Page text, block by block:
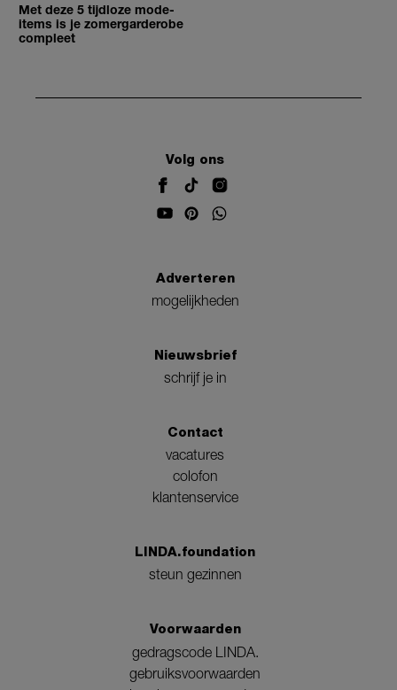
Met deze 5 tijdloze mode-
items is je zomergarderobe
compleet
Volg ons
Adverteren
mogelijkheden
Nieuwsbrief
schrijf je in
Contact
vacatures
colofon
klantenservice
LINDA.foundation
steun gezinnen
Voorwaarden
gedragscode LINDA.
gebruiksvoorwaarden